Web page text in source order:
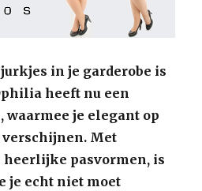
in je garderobe is
heeft nu een
je elegant op
Met
pasvormen, is
je echt niet moet